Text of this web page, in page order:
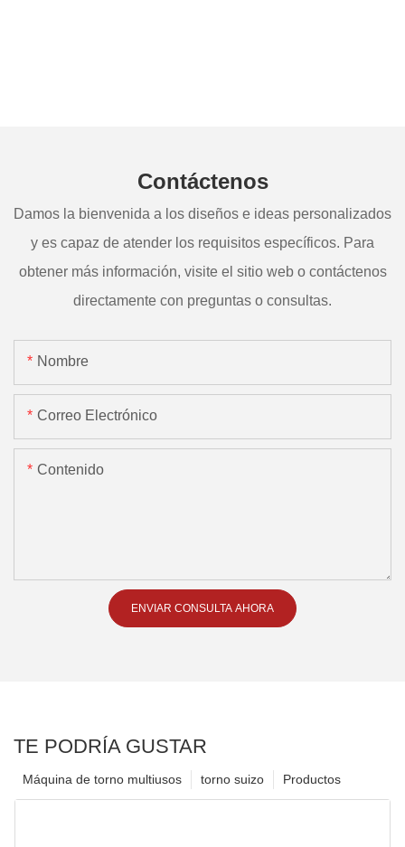
Contáctenos
Damos la bienvenida a los diseños e ideas personalizados
y es capaz de atender los requisitos específicos. Para
obtener más información, visite el sitio web o contáctenos
directamente con preguntas o consultas.
Nombre
Correo Electrónico
Contenido
ENVIAR CONSULTA AHORA
TE PODRÍA GUSTAR
Productos
torno suizo
Máquina de torno multiusos